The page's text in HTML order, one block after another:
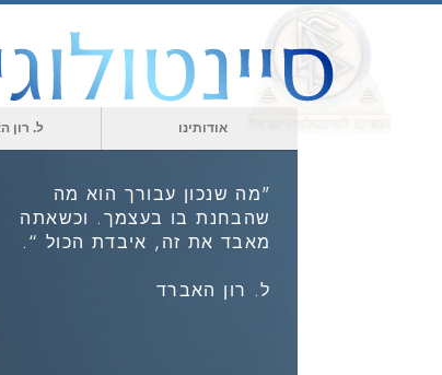
אודותינו ל. רון
"מה שנכון עבורך הוא מה
שהבחנת בו בעצמך. וכשאתה
מאבד את זה, איבדת הכול “.
ל. רון האברד